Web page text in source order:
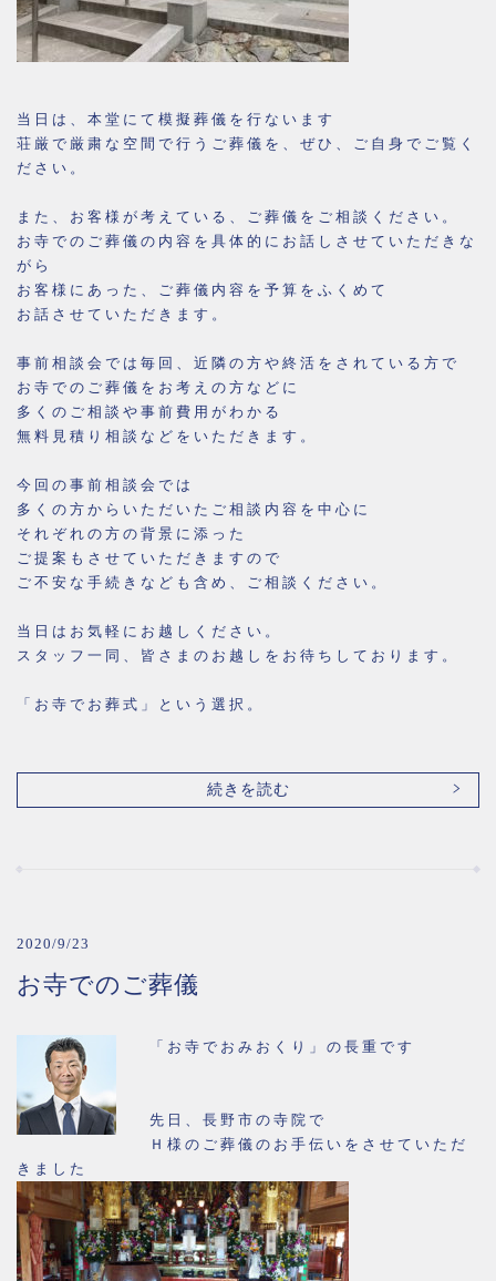
当日は、本堂にて模擬葬儀を行ないます
荘厳で厳粛な空間で行うご葬儀を、ぜひ、ご自身でご覧く
ださい。
また、お客様が考えている、ご葬儀をご相談ください。
お寺でのご葬儀の内容を具体的にお話しさせていただきな
がら
お客様にあった、ご葬儀内容を予算をふくめて
お話させていただきます。
事前相談会では毎回、近隣の方や終活をされている方で
お寺でのご葬儀をお考えの方などに
多くのご相談や事前費用がわかる
無料見積り相談などをいただきます。
今回の事前相談会では
多くの方からいただいたご相談内容を中心に
それぞれの方の背景に添った
ご提案もさせていただきますので
ご不安な手続きなども含め、ご相談ください。
当日はお気軽にお越しください。
スタッフ一同、皆さまのお越しをお待ちしております。
「お寺でお葬式」という選択。
続きを読む
2020/9/23
お寺でのご葬儀
「お寺でおみおくり」の長重です
先日、長野市の寺院で
Ｈ様のご葬儀のお手伝いをさせていただ
きました